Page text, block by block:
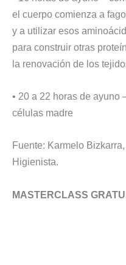
el cuerpo comienza a
y a utilizar esos
para construir otras
la renovación de los
• 20 a 22 horas de ayuno
células madre
Fuente: Karmelo
Higienista.
MASTERCLASS